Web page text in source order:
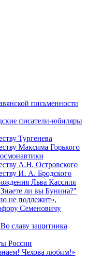
письменности
писатели-юбиляры
Тургенева
Максима Горького
А.Н. Островского
И. А. Бродского
Льва Кассиля
ли вы Бунина?"
не подлежит»,
Семеновичу
славу защитника
России
Чехова любим!»